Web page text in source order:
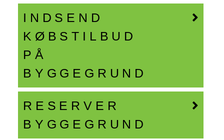
INDSEND
KØBSTILBUD
PÅ
BYGGEGRUND
RESERVER
BYGGEGRUND